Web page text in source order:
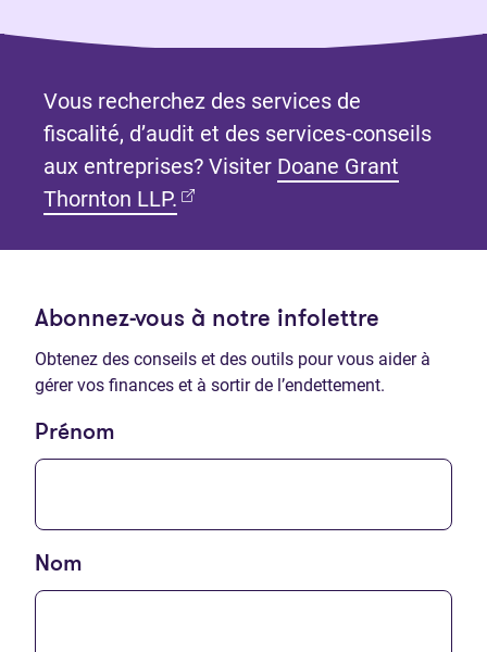
Vous recherchez des services de
fiscalité, d’audit et des services-conseils
aux entreprises? Visiter Doane Grant
Thornton LLP. (Ouvre dans un nouvel onglet)
Abonnez-vous à notre infolettre
Obtenez des conseils et des outils pour vous aider à
gérer vos finances et à sortir de l’endettement.
Prénom
Nom